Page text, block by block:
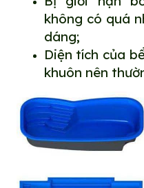
không có quá
dáng;
Diện tích của
khuôn nên